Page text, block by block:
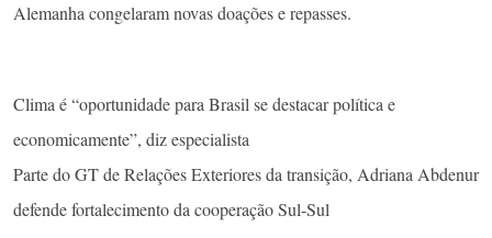
Alemanha congelaram novas doações e repasses.
Clima é “oportunidade para Brasil se destacar política e
economicamente”, diz especialista
Parte do GT de Relações Exteriores da transição, Adriana Abdenur
defende fortalecimento da cooperação Sul-Sul